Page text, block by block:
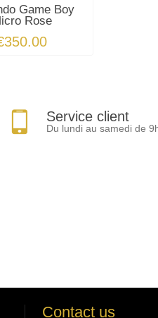
Game Boy
Rose
Service client
Du lundi au samedi de
Contact us